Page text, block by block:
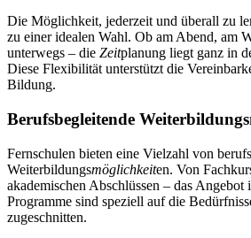
Die Möglichkeit, jederzeit und überall zu
zu einer idealen Wahl. Ob am Abend, am
unterwegs – die Zeitplanung liegt ganz in
Diese Flexibilität unterstützt die
Bildung.
Berufsbegleitende
Fernschulen bieten eine Vielzahl von
Weiterbildungsmöglichkeiten. Von
akademischen Abschlüssen – das Angebot
Programme sind speziell auf die
zugeschnitten.